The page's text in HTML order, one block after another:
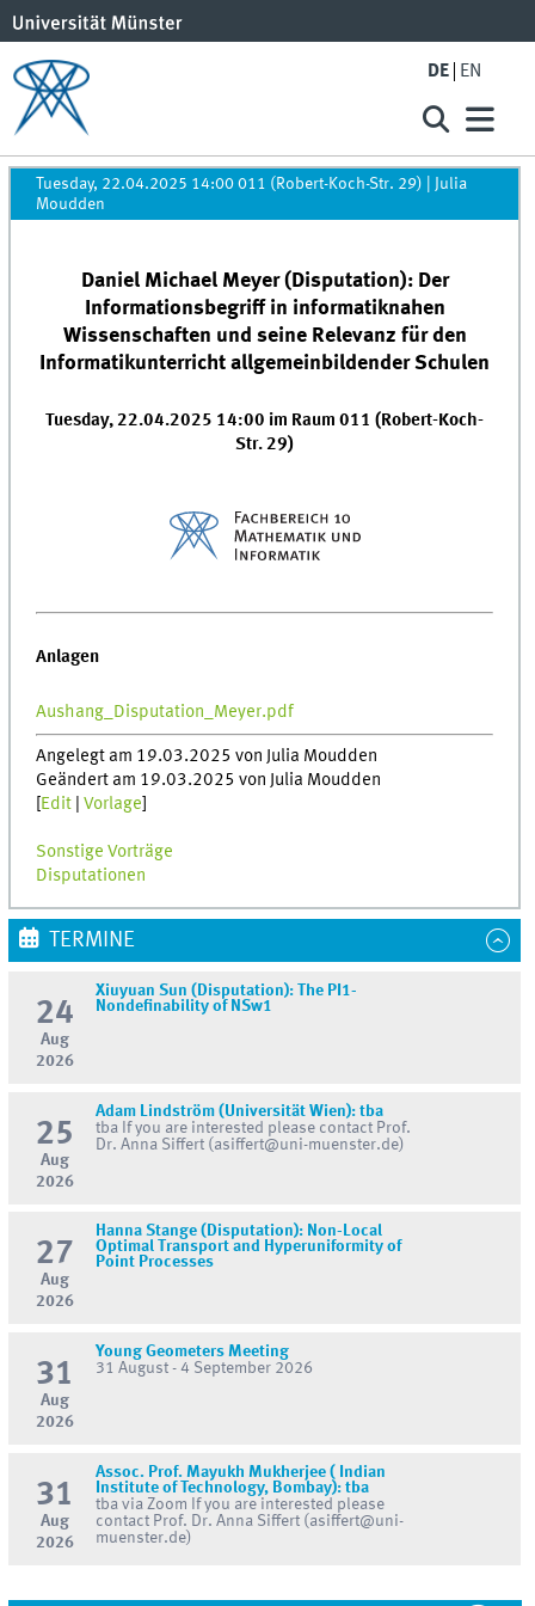
DE EN
Tuesday, 22.04.2025 14:00 011 (Robert-Koch-Str. 29)
Julia
Moudden
Daniel Michael Meyer (Disputation): Der
Informationsbegriff in informatiknahen
Wissenschaften und seine Relevanz für den
Informatikunterricht allgemeinbildender Schulen
Tuesday, 22.04.2025 14:00 im Raum 011 (Robert-Koch-
Str. 29)
Anlagen
Aushang_Disputation_Meyer.pdf
Angelegt am 19.03.2025 von Julia Moudden
Geändert am 19.03.2025 von Julia Moudden
Edit |Vorlage
Sonstige Vorträge
Disputationen
TERMINE
24
Aug
2026
Xiuyuan Sun (Disputation): The PI1-
Nondefinability of NSw1
25
Aug
2026
Adam Lindström (Universität Wien): tba
tba If you are interested please contact Prof.
Dr. Anna Siffert (asiffert@uni-muenster.de)
27
Aug
2026
Hanna Stange (Disputation): Non-Local
Optimal Transport and Hyperuniformity of
Point Processes
31
Aug
2026
Young Geometers Meeting
31 August - 4 September 2026
31
Aug
2026
Assoc. Prof. Mayukh Mukherjee ( Indian
Institute of Technology, Bombay): tba
tba via Zoom If you are interested please
contact Prof. Dr. Anna Siffert (asiffert@uni-
muenster.de)